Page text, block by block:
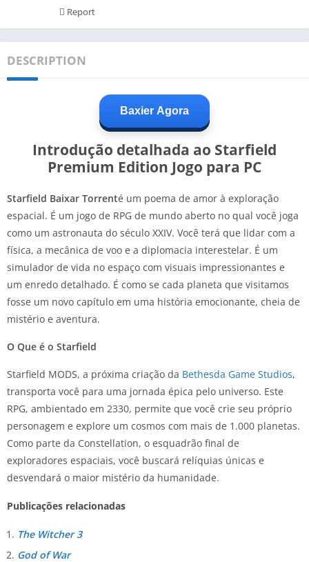
Report
DESCRIPTION
Baxier Agora
Introdução detalhada ao Starfield
Premium Edition Jogo para PC
Starfield Baixar Torrenté um poema de amor à exploração
espacial. É um jogo de RPG de mundo aberto no qual você joga
como um astronauta do século XXIV. Você terá que lidar com a
física, a mecânica de voo e a diplomacia interestelar. É um
simulador de vida no espaço com visuais impressionantes e
um enredo detalhado. É como se cada planeta que visitamos
fosse um novo capítulo em uma história emocionante, cheia de
mistério e aventura.
O Que é o Starfield
Starfield MODS, a próxima criação da Bethesda Game Studios,
transporta você para uma jornada épica pelo universo. Este
RPG, ambientado em 2330, permite que você crie seu próprio
personagem e explore um cosmos com mais de 1.000 planetas.
Como parte da Constellation, o esquadrão final de
exploradores espaciais, você buscará relíquias únicas e
desvendará o maior mistério da humanidade.
Publicações relacionadas
The Witcher 3
God of War